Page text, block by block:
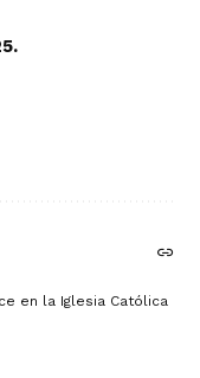
en la Iglesia Católica